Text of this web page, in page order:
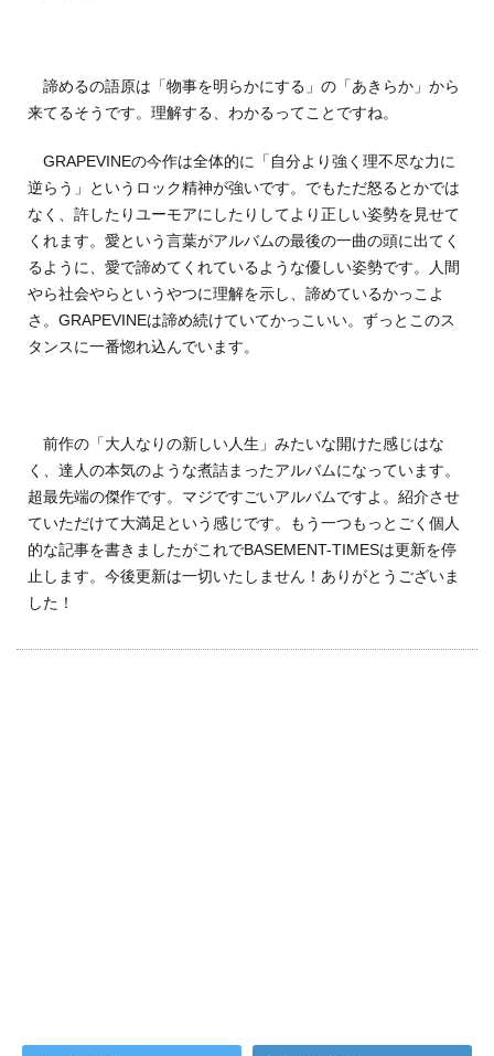
諦めるの語原は「物事を明らかにする」の「あきらか」から
来てるそうです。理解する、わかるってことですね。
GRAPEVINEの今作は全体的に「自分より強く理不尽な力に
逆らう」というロック精神が強いです。でもただ怒るとかでは
なく、許したりユーモアにしたりしてより正しい姿勢を見せて
くれます。愛という言葉がアルバムの最後の一曲の頭に出てく
るように、愛で諦めてくれているような優しい姿勢です。人間
やら社会やらというやつに理解を示し、諦めているかっこよ
さ。GRAPEVINEは諦め続けていてかっこいい。ずっとこのス
タンスに一番惚れ込んでいます。
前作の「大人なりの新しい人生」みたいな開けた感じはな
く、達人の本気のような煮詰まったアルバムになっています。
超最先端の傑作です。マジですごいアルバムですよ。紹介させ
ていただけて大満足という感じです。もう一つもっとごく個人
的な記事を書きましたがこれでBASEMENT-TIMESは更新を停
止します。今後更新は一切いたしません！ありがとうございま
した！